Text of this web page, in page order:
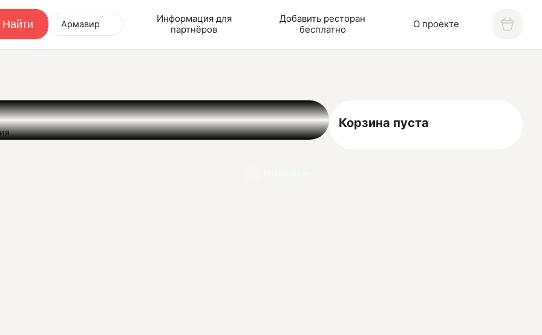
Армавир
Информация для
партнёров
Добавить ресторан
бесплатно
О проекте
Корзина пуста